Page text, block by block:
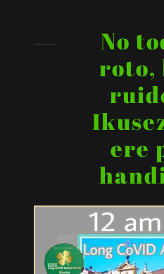
No
roto,
ere